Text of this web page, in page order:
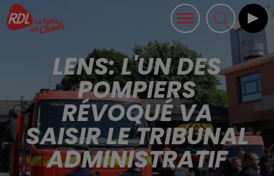
LENS: L'UN DES
POMPIERS
RÉVOQUÉ VA
SAISIR LE TRIBUNAL
ADMINISTRATIF